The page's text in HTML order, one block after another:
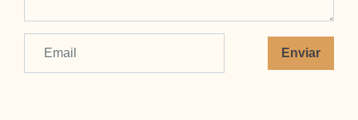
Enviar